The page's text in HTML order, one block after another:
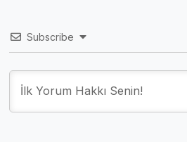
Subscribe